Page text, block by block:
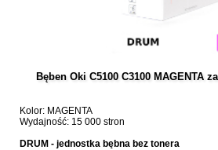
Bęben Oki C5100 C3100 MAGENTA
Kolor: MAGENTA
Wydajność: 15 000 stron
DRUM - jednostka bębna bez tonera